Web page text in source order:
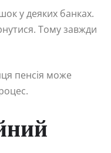
у деяких банках.
Тому завжди
пенсія може